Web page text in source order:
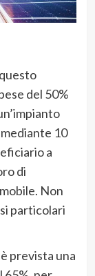
del 50%
10
a
di
Non
particolari
prevista una